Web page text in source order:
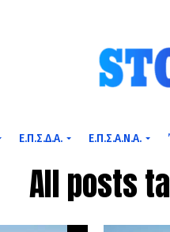
Ε.Π.Σ.Δ.Α. Ε.Π.Σ.Α.Ν.Α.
All posts